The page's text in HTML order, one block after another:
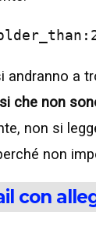
andranno a
che non
non si
non
con